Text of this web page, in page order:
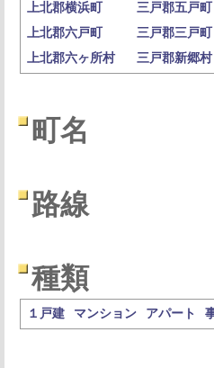
上北郡横浜町
三戸郡五戸町
上北郡六戸町
三戸郡三戸町
上北郡六ヶ所村
三戸郡新郷村
町名
路線
種類
１戸建 マンション アパート